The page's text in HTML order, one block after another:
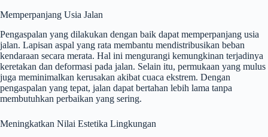
Memperpanjang Usia Jalan
Pengaspalan yang dilakukan dengan baik dapat memperpanjang usia
jalan. Lapisan aspal yang rata membantu mendistribusikan beban
kendaraan secara merata. Hal ini mengurangi kemungkinan terjadinya
keretakan dan deformasi pada jalan. Selain itu, permukaan yang mulus
juga meminimalkan kerusakan akibat cuaca ekstrem. Dengan
pengaspalan yang tepat, jalan dapat bertahan lebih lama tanpa
membutuhkan perbaikan yang sering.
Meningkatkan Nilai Estetika Lingkungan